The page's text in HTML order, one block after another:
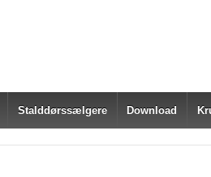
Stalddørssælgere Download